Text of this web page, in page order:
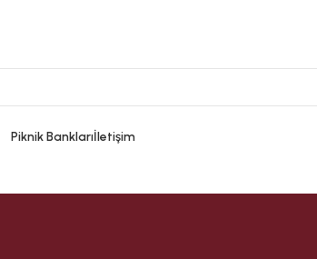
Piknik Banklarıİletişim